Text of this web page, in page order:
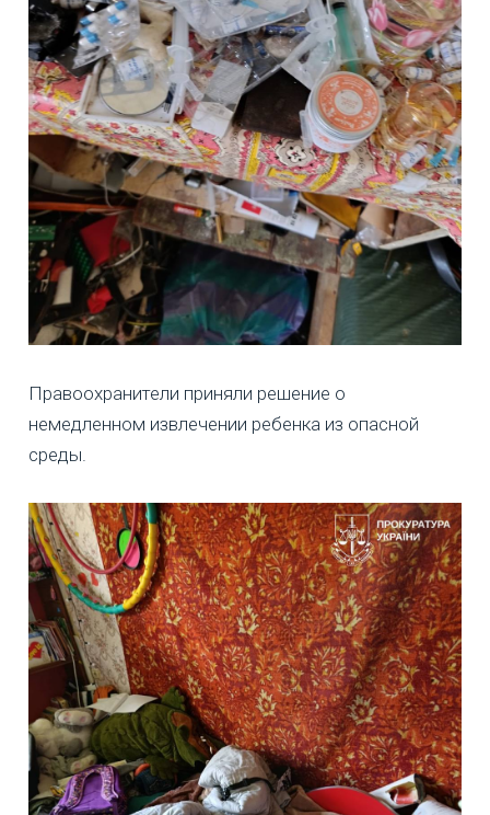
Правоохранители приняли решение о
немедленном извлечении ребенка из опасной
среды.